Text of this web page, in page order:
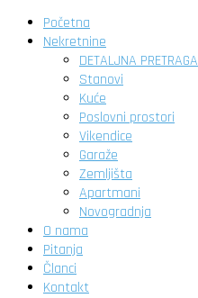
Početna
Nekretnine
DETALJNA PRETRAGA
Stanovi
Kuće
Poslovni prostori
Vikendice
Garaže
Zemljišta
Apartmani
Novogradnja
O nama
Pitanja
Članci
Kontakt